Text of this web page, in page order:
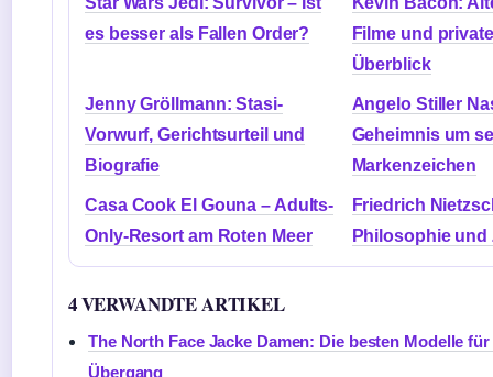
es besser als Fallen Order?
Filme und
Überblick
Jenny Gröllmann: Stasi-
Vorwurf, Gerichtsurteil und
Biografie
Angelo Stiller
Geheimnis um
Markenzeichen
Casa Cook El Gouna – Adults-
Only-Resort am Roten Meer
Friedrich
Philosophie und
4 VERWANDTE ARTIKEL
The North Face Jacke Damen: Die besten Modelle
Übergang